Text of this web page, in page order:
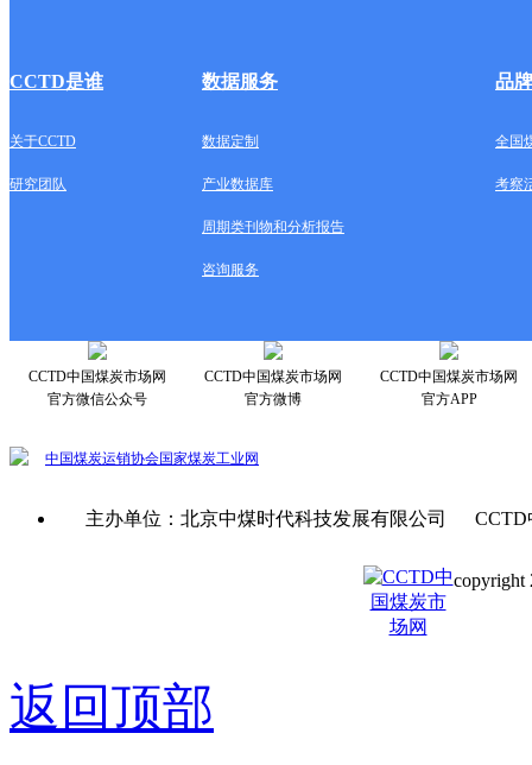
CCTD是谁 数据服务 品
关于CCTD 数据定制 全国
研究团队 产业数据库 考察
周期类刊物和分析报告
咨询服务
CCTD中国煤炭市场网
官方微信公众号
CCTD中国煤炭市场网
官方微博
CCTD中国煤炭市场网
官方APP
中国煤炭运销协会国家煤炭工业网
主办单位：北京中煤时代科技发展有限公司
copyright
返回顶部